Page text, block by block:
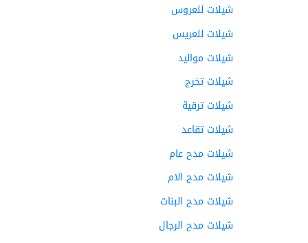
شيلات للعروس
شيلات للعريس
شيلات مواليد
شيلات تخرج
شيلات ترقية
شيلات تقاعد
شيلات مدح عام
شيلات مدح الام
شيلات مدح البنات
شيلات مدح الرجال